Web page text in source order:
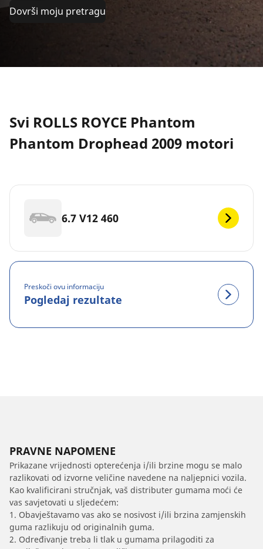
Dovrši moju pretragu
Svi ROLLS ROYCE Phantom
Phantom Drophead 2009 motori
6.7 V12 460
Preskoči ovu informaciju
Pogledaj rezultate
PRAVNE NAPOMENE
Prikazane vrijednosti opterećenja i/ili brzine mogu se malo
razlikovati od izvorne veličine navedene na naljepnici vozila.
Kao kvalificirani stručnjak, vaš distributer gumama moći će
vas savjetovati u sljedećem:
1. Obavještavamo vas ako se nosivost i/ili brzina zamjenskih
guma razlikuju od originalnih guma.
2. Određivanje treba li tlak u gumama prilagoditi za